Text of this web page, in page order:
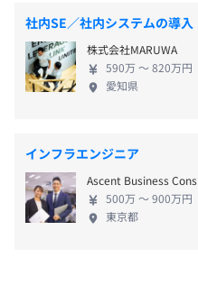
ルはSlack、ドキュメント
本的に情報はオープンなた
Notionで全てご覧いただけ
フレームワーク: Ruby on
Echo
データベース: Aurora,
構成管理ツール: Terraform
開発ツール: GitHub,
社外セミナー補助
昇給・昇格：年2回
■『Hubble mini』 『
約書のPDFを入れるだけ
スを構築できるサービス
み取り、更新期限通知な
おこなえます。 ■『OneNDA』 『OneNDA』は、
業同士の取引であれば、
結することなく、「
て企業活動を進められます。 ■『Legal Ops
企業で活躍する法務の方
社内SE／社内システムの導入
株式会社MARUWA
590万 〜 820万円
愛知県
インフラエンジニア
Ascent Business
500万 〜 900万円
東京都